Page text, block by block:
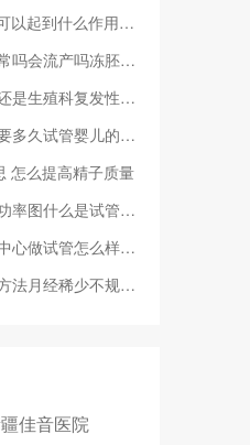
高龄女性适合做三代试管吗？
植后出血的原因有哪些 如何处理
中医还是西医好 可以做试管婴儿吗
管婴儿的流程有哪些
怎么提高精子质量
分的图片什么是试管胚胎等级，试管胚胎等级如何区分
一附属医院试管婴儿成功率高吗 费用多少
不规律 要警惕卵巢早衰
佳音医院